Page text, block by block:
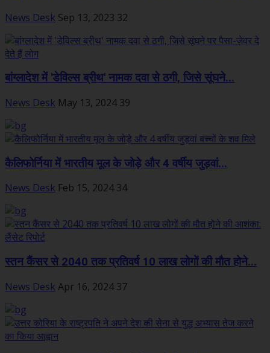
News Desk Sep 13, 2023 32
बांग्लादेश में 'डेविल्स ब्रीथ' नामक दवा से ठगी, जिसे सूंघने...
News Desk May 13, 2024 39
कैलिफोर्निया में भारतीय मूल के जोड़े और 4 वर्षीय जुड़वां...
News Desk Feb 15, 2024 34
स्तन कैंसर से 2040 तक प्रतिवर्ष 10 लाख लोगों की मौत होने...
News Desk Apr 16, 2024 37